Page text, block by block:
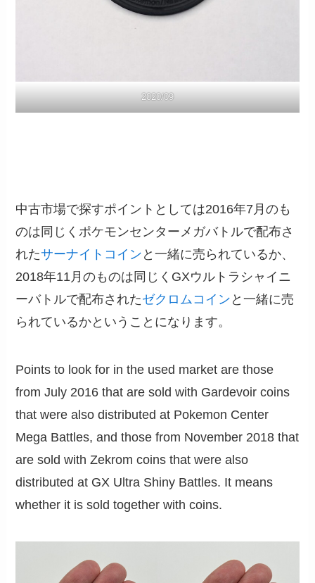
2020/09
中古市場で探すポイントとしては2016年7月のも
のは同じくポケモンセンターメガバトルで配布さ
れたサーナイトコイン と一緒に売られているか、
2018年11月のものは同じくGXウルトラシャイニ
ーバトルで配布されたゼクロムコイン と一緒に売
られているかということになります。
Points to look for in the used market are those
from July 2016 that are sold with Gardevoir coins
that were also distributed at Pokemon Center
Mega Battles, and those from November 2018 that
are sold with Zekrom coins that were also
distributed at GX Ultra Shiny Battles. It means
whether it is sold together with coins.